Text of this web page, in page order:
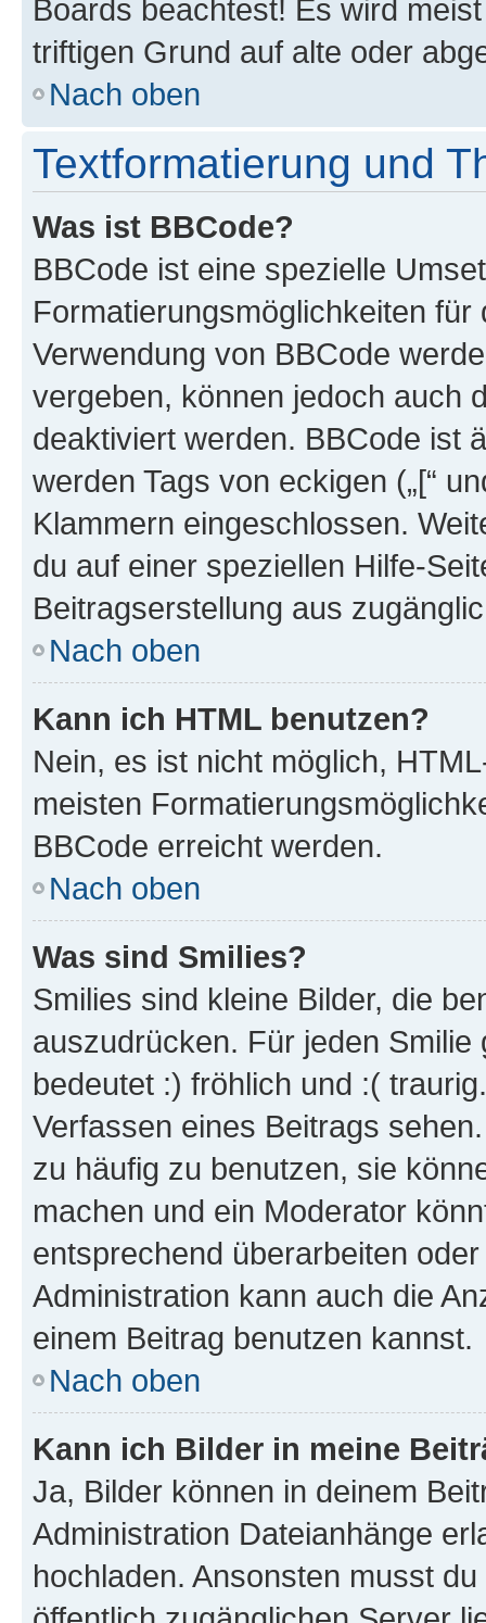
Boards beachtest! Es wird
triftigen Grund auf alte oder
Nach oben
Textformatierung und
Was ist BBCode?
BBCode ist eine spezielle
Formatierungsmöglichkeiten
Verwendung von BBCode
vergeben, können jedoch auch
deaktiviert werden. BBCode ist
werden Tags von eckigen („[“
Klammern eingeschlossen.
du auf einer speziellen Hilfe-
Beitragserstellung aus
Nach oben
Kann ich HTML benutzen?
Nein, es ist nicht möglich,
meisten
BBCode erreicht werden.
Nach oben
Was sind Smilies?
Smilies sind kleine Bilder, die
auszudrücken. Für jeden
bedeutet :) fröhlich und :(
Verfassen eines Beitrags
zu häufig zu benutzen, sie
machen und ein Moderator
entsprechend überarbeiten
Administration kann auch die
einem Beitrag benutzen kannst.
Nach oben
Kann ich Bilder in meine
Ja, Bilder können in deinem
Administration Dateianhänge
hochladen. Ansonsten musst